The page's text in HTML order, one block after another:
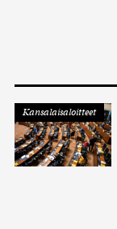
Kansalaisaloitteet